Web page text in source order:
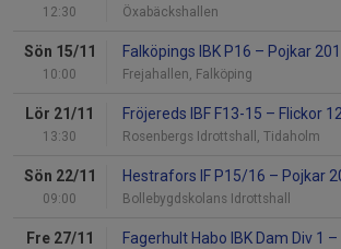
12:30 Öxabäckshallen
Sön 15/11
10:00
Falköpings IBK P16 – Pojkar
Frejahallen, Falköping
Lör 21/11
13:30
Fröjereds IBF F13-15 – Flickor
Rosenbergs Idrottshall, Tidaholm
Sön 22/11
09:00
Hestrafors IF P15/16 – Pojkar
Bollebygdskolans Idrottshall
Fre 27/11 Fagerhult Habo IBK Dam Div 1 –